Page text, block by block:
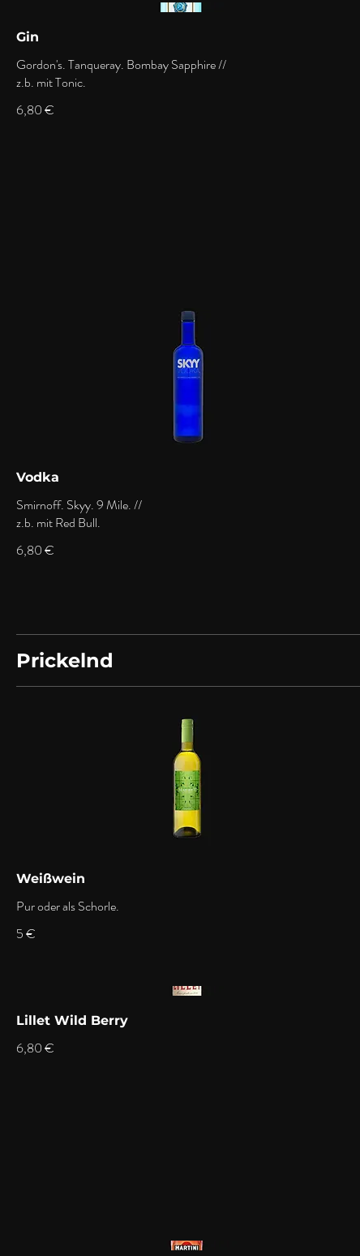
Gin
Gordon's. Tanqueray. Bombay Sapphire //
z.b. mit Tonic.
6,80 €
Vodka
Smirnoff. Skyy. 9 Mile. //
z.b. mit Red Bull.
6,80 €
Prickelnd
Weißwein
Pur oder als Schorle.
5 €
Lillet Wild Berry
6,80 €